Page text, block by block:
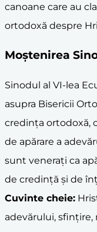
canoane care au
ortodoxă despre
Moștenirea
Sinodul al VI-lea
asupra Bisericii
credința ortodoxă,
de apărare a
sunt venerați ca
de credință și de
Cuvinte cheie:
adevărului,